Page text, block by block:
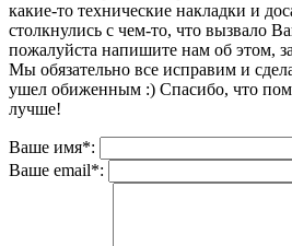
какие-то технические накладки и
столкнулись с чем-то, что вызвало
пожалуйста напишите нам об этом,
Мы обязательно все исправим и
ушел обиженным :) Спасибо, что
лучше!
Ваше имя*:
Ваше email*: